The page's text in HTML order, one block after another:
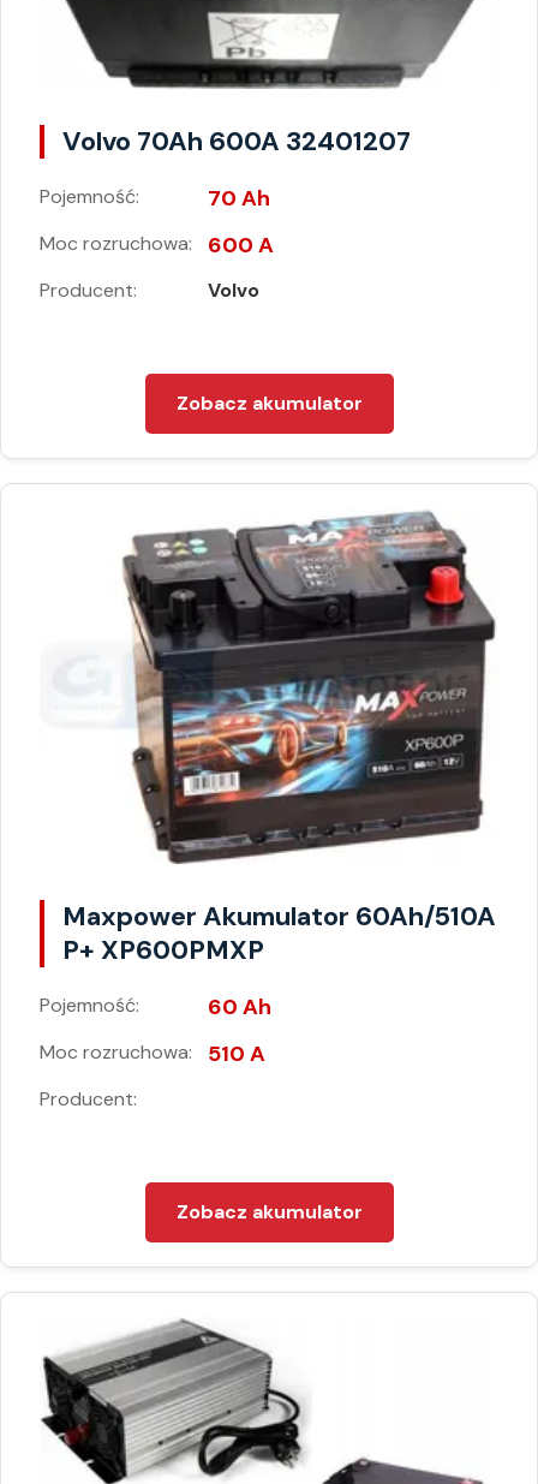
Volvo 70Ah 600A 32401207
Pojemność: 70 Ah
Moc rozruchowa: 600 A
Producent: Volvo
Zobacz akumulator
Maxpower Akumulator 60Ah/510A
P+ XP600PMXP
Pojemność: 60 Ah
Moc rozruchowa: 510 A
Producent:
Zobacz akumulator